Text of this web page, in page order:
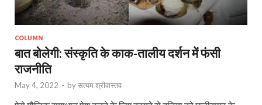
COLUMN
बात बोलेगी: संस्कृति के काक-तालीय दर्शन में फंसी
राजनीति
May 4, 2022 - byसत्यम श्रीवास्तव